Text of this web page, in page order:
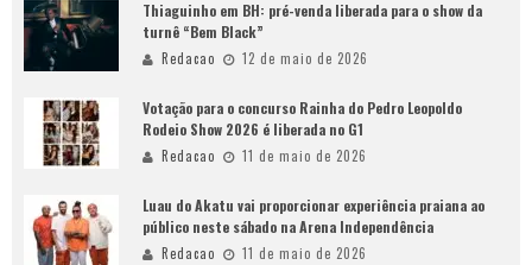
Thiaguinho em BH: pré-venda liberada para o show da
turnê “Bem Black”
Redacao 12 de maio de 2026
Votação para o concurso Rainha do Pedro Leopoldo
Rodeio Show 2026 é liberada no G1
Redacao 11 de maio de 2026
Luau do Akatu vai proporcionar experiência praiana ao
público neste sábado na Arena Independência
Redacao 11 de maio de 2026